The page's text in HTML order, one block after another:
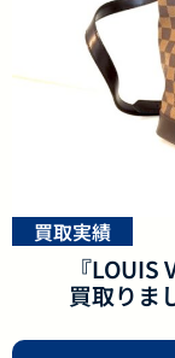
買取実績
『LOUIS
買取りま